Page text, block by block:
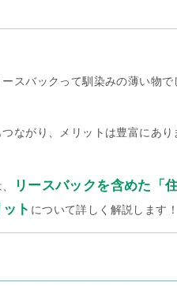
スバックって馴染みの薄い物
ながり、メリットは豊富にあり
リースバックを含めた「
ト について詳しく解説します！